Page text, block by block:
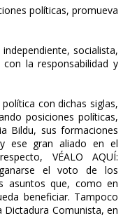
políticas, promueva
socialista,
la responsabilidad y
con dichas siglas,
posiciones políticas,
Bildu, sus formaciones
y ese gran aliado en el
VÉALO AQUÍ:
ganarse el voto de los
asuntos que, como en
beneficiar. Tampoco
Dictadura Comunista, en